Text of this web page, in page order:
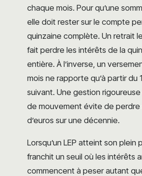
chaque mois. Pour qu’une
elle doit rester sur le compte
quinzaine complète. Un retrait
fait perdre les intérêts de la
entière. À l’inverse, un
mois ne rapporte qu’à partir du
suivant. Une gestion
de mouvement évite de perdre
d’euros sur une décennie.
Lorsqu’un LEP atteint son plein
franchit un seuil où les intérêts
commencent à peser autant